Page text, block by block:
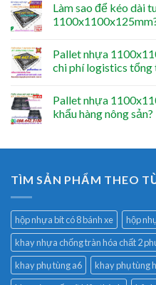
Làm sao để kéo dài
Pallet nhựa
chi phí logistics tổng
Pallet nhựa
khẩu hàng nông sản?
TÌM SẢN PHẨM THEO
hộp nhựa bít có 8 bánh xe
hộp
khay nhựa chống tràn hóa chất 2
khay phụ tùng a6
khay phụ tùng